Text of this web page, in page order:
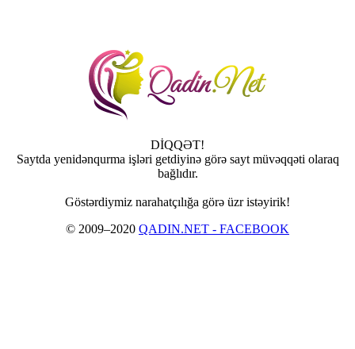
DİQQƏT!
Saytda yenidənqurma işləri getdiyinə görə sayt müvəqqəti olaraq
bağlıdır.
Göstərdiymiz narahatçılığa görə üzr istəyirik!
© 2009–2020 QADIN.NET - FACEBOOK